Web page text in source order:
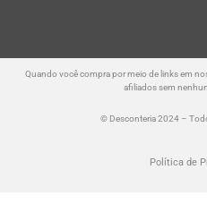
Quando você compra por meio de links em
afiliados sem
© Desconteria 2024 –
Política de